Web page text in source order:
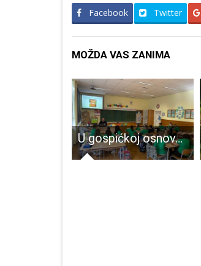
Facebook Twitter
MOŽDA VAS ZANIMA
U gospićkoj osnovnoj školi održan edukativni kviz povodom Dana planete Zemlje